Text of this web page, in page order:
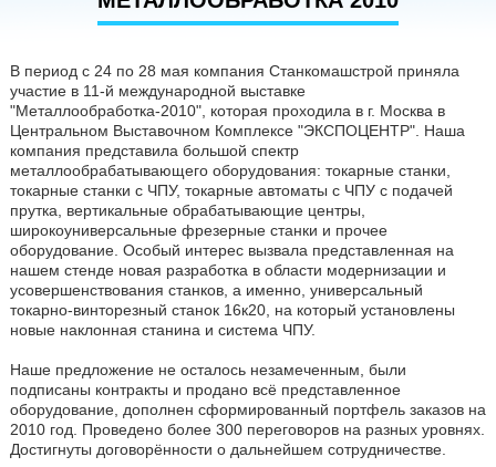
В период с 24 по 28 мая компания Станкомашстрой приняла
участие в 11-й международной выставке
"Металлообработка-2010", которая проходила в г. Москва в
Центральном Выставочном Комплексе "ЭКСПОЦЕНТР". Наша
компания представила большой спектр
металлообрабатывающего оборудования: токарные станки,
токарные станки с ЧПУ, токарные автоматы с ЧПУ с подачей
прутка, вертикальные обрабатывающие центры,
широкоуниверсальные фрезерные станки и прочее
оборудование. Особый интерес вызвала представленная на
нашем стенде новая разработка в области модернизации и
усовершенствования станков, а именно, универсальный
токарно-винторезный станок 16к20, на который установлены
новые наклонная станина и система ЧПУ.
Наше предложение не осталось незамеченным, были
подписаны контракты и продано всё представленное
оборудование, дополнен сформированный портфель заказов на
2010 год. Проведено более 300 переговоров на разных уровнях.
Достигнуты договорённости о дальнейшем сотрудничестве.